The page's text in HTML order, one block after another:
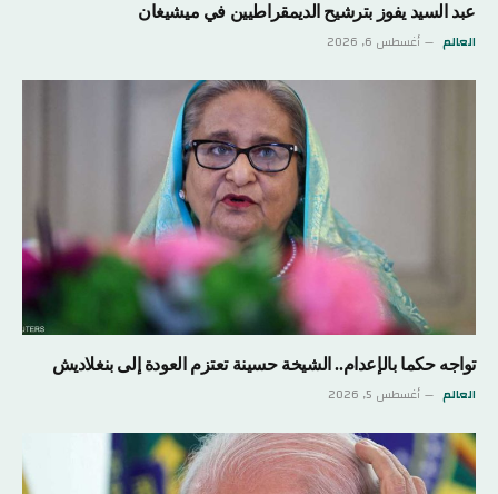
عبد السيد يفوز بترشيح الديمقراطيين في ميشيغان
العالم أغسطس 6, 2026
تواجه حكما بالإعدام.. الشيخة حسينة تعتزم العودة إلى بنغلاديش
العالم أغسطس 5, 2026